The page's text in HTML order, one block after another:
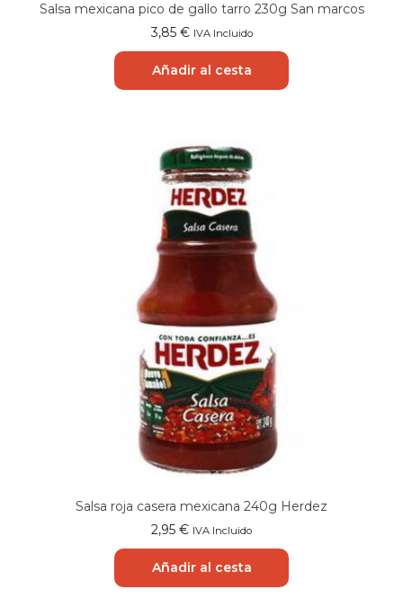
Salsa mexicana pico de gallo tarro 230g San marcos
3,85 € IVA Incluido
Añadir al cesta
Salsa roja casera mexicana 240g Herdez
2,95 € IVA Incluido
Añadir al cesta